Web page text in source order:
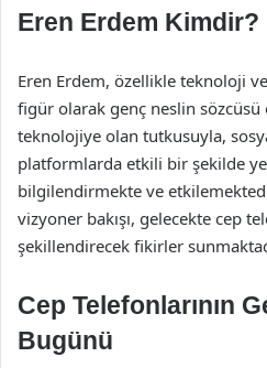
Eren Erdem Kimdir?
Eren Erdem, özellikle teknoloji
figür olarak genç neslin
teknolojiye olan tutkusuyla,
platformlarda etkili bir şekilde
bilgilendirmekte ve
vizyoner bakışı, gelecekte cep
şekillendirecek fikirler
Cep Telefonlarının
Bugünü